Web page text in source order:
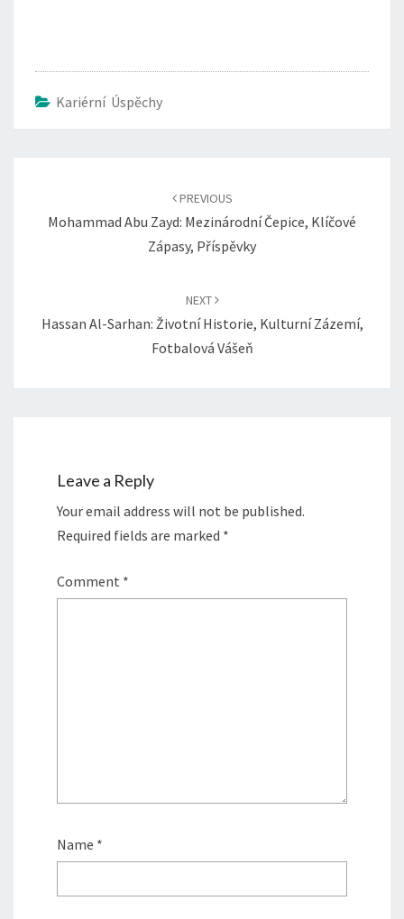
Kariérní Úspěchy
PREVIOUS
Mohammad Abu Zayd: Mezinárodní Čepice, Klíčové
Zápasy, Příspěvky
NEXT
Hassan Al-Sarhan: Životní Historie, Kulturní Zázemí,
Fotbalová Vášeň
Leave a Reply
Your email address will not be published.
Required fields are marked *
Comment *
Name *